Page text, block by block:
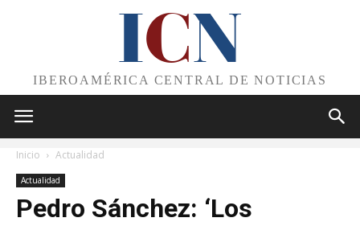
ICN
IBEROAMÉRICA CENTRAL DE NOTICIAS
Inicio Actualidad
Actualidad
Pedro Sánchez: ‘Los